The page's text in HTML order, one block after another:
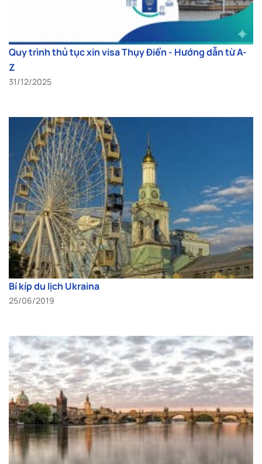
Quy trình thủ tục xin visa Thụy Điển - Hướng dẫn từ A-
Z
31/12/2025
Bí kíp du lịch Ukraina
25/06/2019